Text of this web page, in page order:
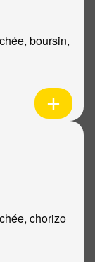
boursin,
chorizo